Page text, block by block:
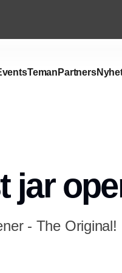
Teman Partners
jar
- The Original!